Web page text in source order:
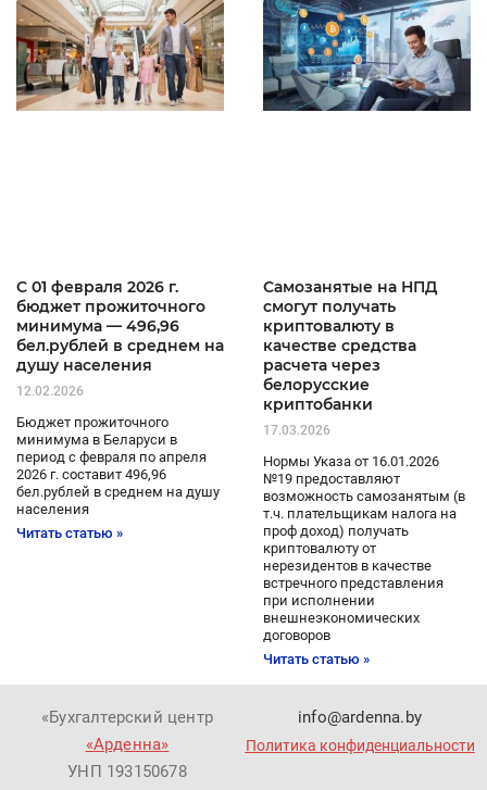
C 01 февраля 2026 г.
бюджет прожиточного
минимума — 496,96
бел.рублей в среднем на
душу населения
12.02.2026
Бюджет прожиточного
минимума в Беларуси в
период с февраля по апреля
2026 г. составит 496,96
бел.рублей в среднем на душу
населения
Читать статью »
Самозанятые на НПД
смогут получать
криптовалюту в
качестве средства
расчета через
белорусские
криптобанки
17.03.2026
Нормы Указа от 16.01.2026
№19 предоставляют
возможность самозанятым (в
т.ч. плательщикам налога на
проф доход) получать
криптовалюту от
нерезидентов в качестве
встречного представления
при исполнении
внешнеэкономических
договоров
Читать статью »
«Бухгалтерский центр
«Арденна»
УНП 193150678
info@ardenna.by
Политика конфиденциальности